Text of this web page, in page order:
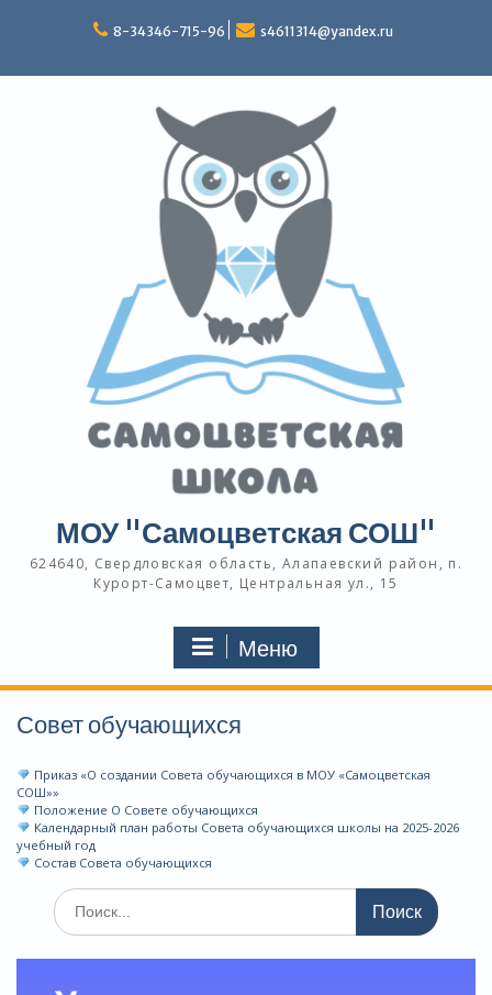
8-34346-715-96 s4611314@yandex.ru
МОУ "Самоцветская СОШ"
624640, Свердловская область, Алапаевский район, п.
Курорт-Самоцвет, Центральная ул., 15
Меню
Совет обучающихся
Приказ «О создании Совета обучающихся в МОУ «Самоцветская
СОШ»»
Положение О Совете обучающихся
Календарный план работы Совета обучающихся школы на 2025-2026
учебный год
Состав Совета обучающихся
Поиск
по: